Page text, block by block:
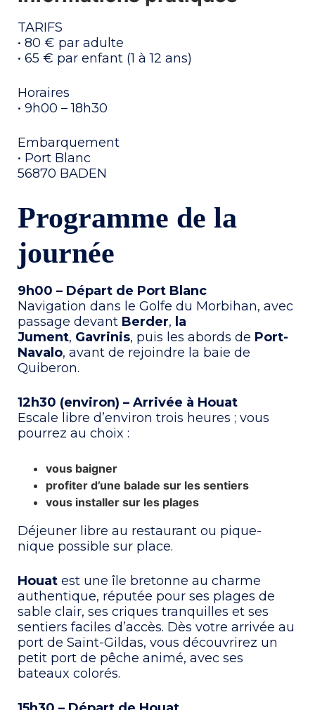
TARIFS
• 80 € par adulte
• 65 € par enfant (1 à 12 ans)
Horaires
• 9h00 – 18h30
Embarquement
• Port Blanc
56870 BADEN
Programme de la
journée
9h00 – Départ de Port Blanc
Navigation dans le Golfe du Morbihan, avec
passage devant Berder, la
Jument, Gavrinis, puis les abords de Port-
Navalo, avant de rejoindre la baie de
Quiberon.
12h30 (environ) – Arrivée à Houat
Escale libre d’environ trois heures ; vous
pourrez au choix :
vous baigner
profiter d’une balade sur les sentiers
vous installer sur les plages
Déjeuner libre au restaurant ou pique-
nique possible sur place.
Houat est une île bretonne au charme
authentique, réputée pour ses plages de
sable clair, ses criques tranquilles et ses
sentiers faciles d’accès. Dès votre arrivée au
port de Saint-Gildas, vous découvrirez un
petit port de pêche animé, avec ses
bateaux colorés.